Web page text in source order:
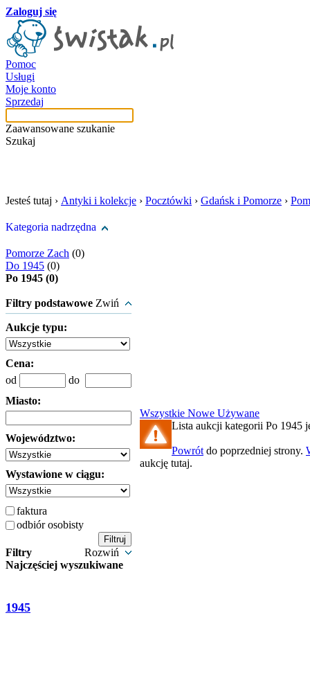
Zaloguj się
Pomoc
Usługi
Moje konto
Sprzedaj
Zaawansowane szukanie
Szukaj
Jesteś tutaj › Antyki i kolekcje › Pocztówki › Gdańsk i Pomorze ›
Kategoria nadrzędna
Pomorze Zach (0)
Do 1945 (0)
Po 1945 (0)
Filtry podstawowe Zwiń
Aukcje typu:
Cena:
od
do
Miasto:
Województwo:
Wystawione w ciągu:
faktura
odbiór osobisty
Filtry
Rozwiń
Najczęściej wyszukiwane
1945
Wszystkie Nowe Używane
Lista aukcji kategorii Po 1945
Powrót do poprzedniej strony.
aukcję tutaj.